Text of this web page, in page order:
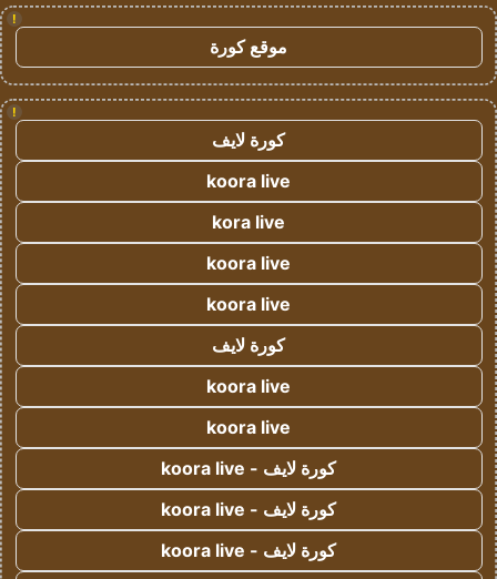
!
موقع كورة
!
كورة لايف
koora live
kora live
koora live
koora live
كورة لايف
koora live
koora live
كورة لايف - koora live
كورة لايف - koora live
كورة لايف - koora live